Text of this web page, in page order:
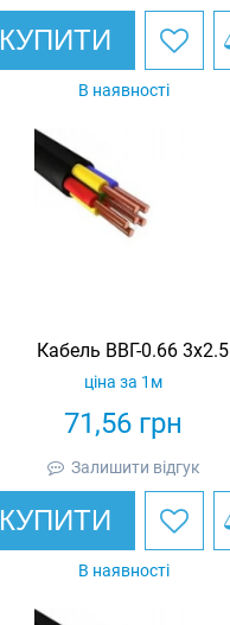
КУПИТИ
В наявності
Кабель ВВГ-0.66 3х2.5
71,56 грн
ціна за 1м
Залишити відгук
КУПИТИ
В наявності